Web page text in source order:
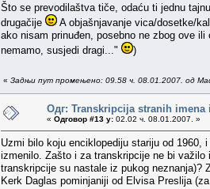
Što se prevodilaštva tiče, odaću ti jednu
drugačije
A objašnjavanje vica/dosetke/
ako nisam prinuđen, posebno ne zbog ove
nemamo, susjedi dragi..."
)
« Задњи пут промењено: 09.58 ч. 08.01.2007. од
Одг: Transkripcija stranih imena
« Одговор #13 у: 02.02 ч. 08.01.2007. »
Uzmi bilo koju enciklopediju stariju od
izmenilo. Zašto i za transkripcije ne bi
transkripcije su nastale iz pukog neznanja)?
Kerk Daglas pominjaniji od Elvisa Preslija